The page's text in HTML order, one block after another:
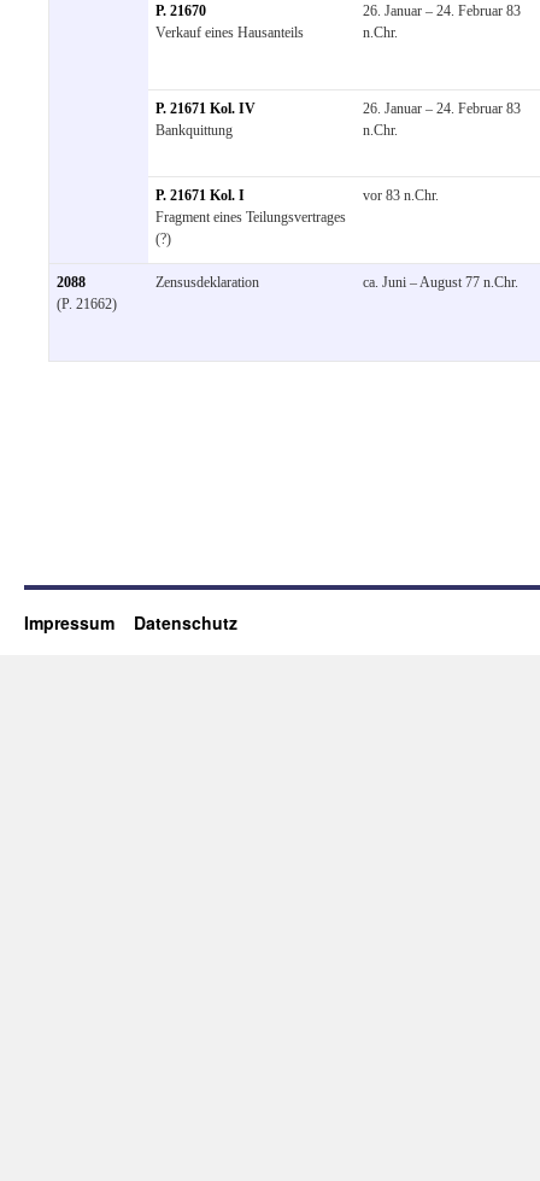
P. 21670
Verkauf eines Hausanteils
26. Januar – 24. Februar 83
n.Chr.
P. 21671 Kol. IV
Bankquittung
26. Januar – 24. Februar 83
n.Chr.
P. 21671 Kol. I
Fragment eines Teilungsvertrages
(?)
vor 83 n.Chr.
2088
(P. 21662)
Zensusdeklaration ca. Juni – August 77 n.Chr.
Impressum Datenschutz